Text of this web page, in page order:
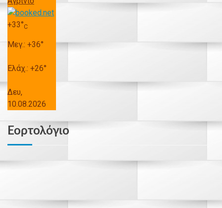
+33°C
Μεγ.: +36°
Ελάχ.: +26°
Δευ,
10.08.2026
Εορτολόγιο